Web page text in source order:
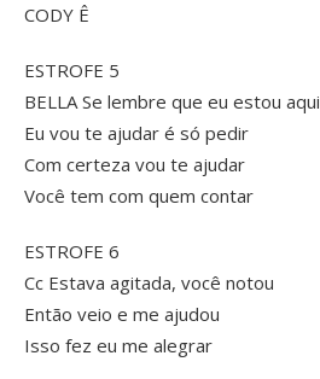
CODY Ê
ESTROFE 5
BELLA Se lembre que eu estou aqui
Eu vou te ajudar é só pedir
Com certeza vou te ajudar
Você tem com quem contar
ESTROFE 6
Cc Estava agitada, você notou
Então veio e me ajudou
Isso fez eu me alegrar